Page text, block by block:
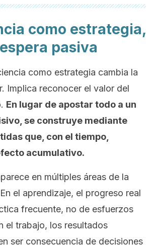
como estrategia,
pasiva
como estrategia cambia la
Implica reconocer el valor del
En lugar de apostar todo a un
se construye mediante
que, con el tiempo,
acumulativo.
en múltiples áreas de la
el aprendizaje, el progreso real
frecuente, no de esfuerzos
el trabajo, los resultados
ser consecuencia de decisiones